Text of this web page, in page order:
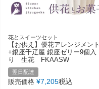
花とスイーツセット
【お供え】優花アレンジメント
+銀座千疋屋 銀座ゼリー9個入
り 生花 FKAASW
翌日配達
販売価格 ¥7,205税込